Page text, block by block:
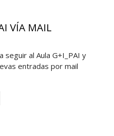
VÍA MAIL
al Aula G+I_PAI y
entradas por mail